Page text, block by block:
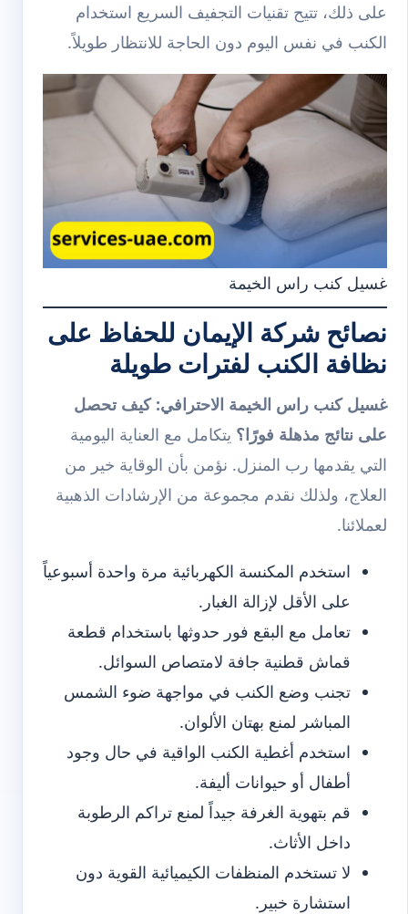
على ذلك، تتيح تقنيات التجفيف السريع استخدام
الكنب في نفس اليوم دون الحاجة للانتظار طويلاً.
غسيل كنب راس الخيمة
نصائح شركة الإيمان للحفاظ على
نظافة الكنب لفترات طويلة
غسيل كنب راس الخيمة الاحترافي: كيف تحصل
على نتائج مذهلة فورًا؟ يتكامل مع العناية اليومية
التي يقدمها رب المنزل. نؤمن بأن الوقاية خير من
العلاج، ولذلك نقدم مجموعة من الإرشادات الذهبية
لعملائنا.
استخدم المكنسة الكهربائية مرة واحدة أسبوعياً
على الأقل لإزالة الغبار.
تعامل مع البقع فور حدوثها باستخدام قطعة
قماش قطنية جافة لامتصاص السوائل.
تجنب وضع الكنب في مواجهة ضوء الشمس
المباشر لمنع بهتان الألوان.
استخدم أغطية الكنب الواقية في حال وجود
أطفال أو حيوانات أليفة.
قم بتهوية الغرفة جيداً لمنع تراكم الرطوبة
داخل الأثاث.
لا تستخدم المنظفات الكيميائية القوية دون
استشارة خبير.